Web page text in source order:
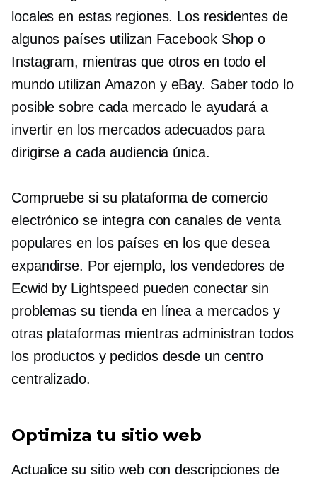
locales en estas regiones. Los residentes de
algunos países utilizan Facebook Shop o
Instagram, mientras que otros en todo el
mundo utilizan Amazon y eBay. Saber todo lo
posible sobre cada mercado le ayudará a
invertir en los mercados adecuados para
dirigirse a cada audiencia única.
Compruebe si su plataforma de comercio
electrónico se integra con canales de venta
populares en los países en los que desea
expandirse. Por ejemplo, los vendedores de
Ecwid by Lightspeed pueden conectar sin
problemas su tienda en línea a mercados y
otras plataformas mientras administran todos
los productos y pedidos desde un centro
centralizado.
Optimiza tu sitio web
Actualice su sitio web con descripciones de